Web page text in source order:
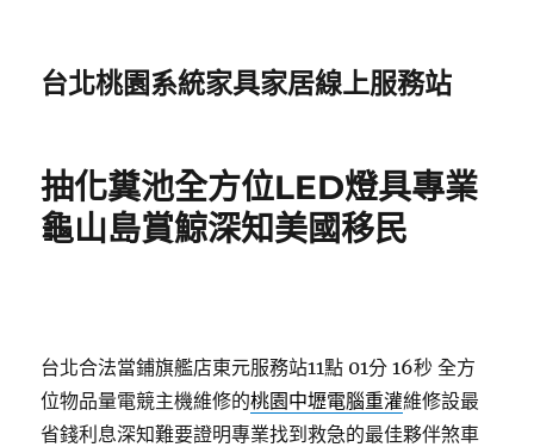
台北桃園系統家具家居線上服務站
抽化糞池全方位LED燈具專業
龜山島賞鯨深知美國移民
台北合法當鋪旗艦店東元服務站11點 01分 16秒 全方
位物品量電競主機維修的桃園中壢電腦重灌維修設最
省錢利息深知難要證明專業找到救急的最佳夥伴煞車